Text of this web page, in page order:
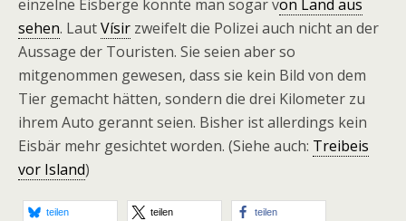
einzelne Eisberge konnte man sogar von Land aus
sehen. LautVísir zweifelt die Polizei auch nicht an der
Aussage der Touristen. Sie seien aber so
mitgenommen gewesen, dass sie kein Bild von dem
Tier gemacht hätten, sondern die drei Kilometer zu
ihrem Auto gerannt seien. Bisher ist allerdings kein
Eisbär mehr gesichtet worden. (Siehe auch: Treibeis
vor Island)
teilen teilen teilen